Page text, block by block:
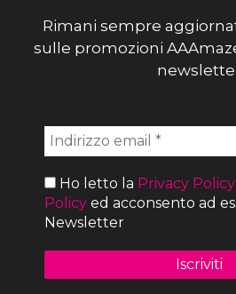
Rimani sempre
sulle promozioni
Ho letto la Privacy Policy
Policy ed acconsento ad
Newsletter